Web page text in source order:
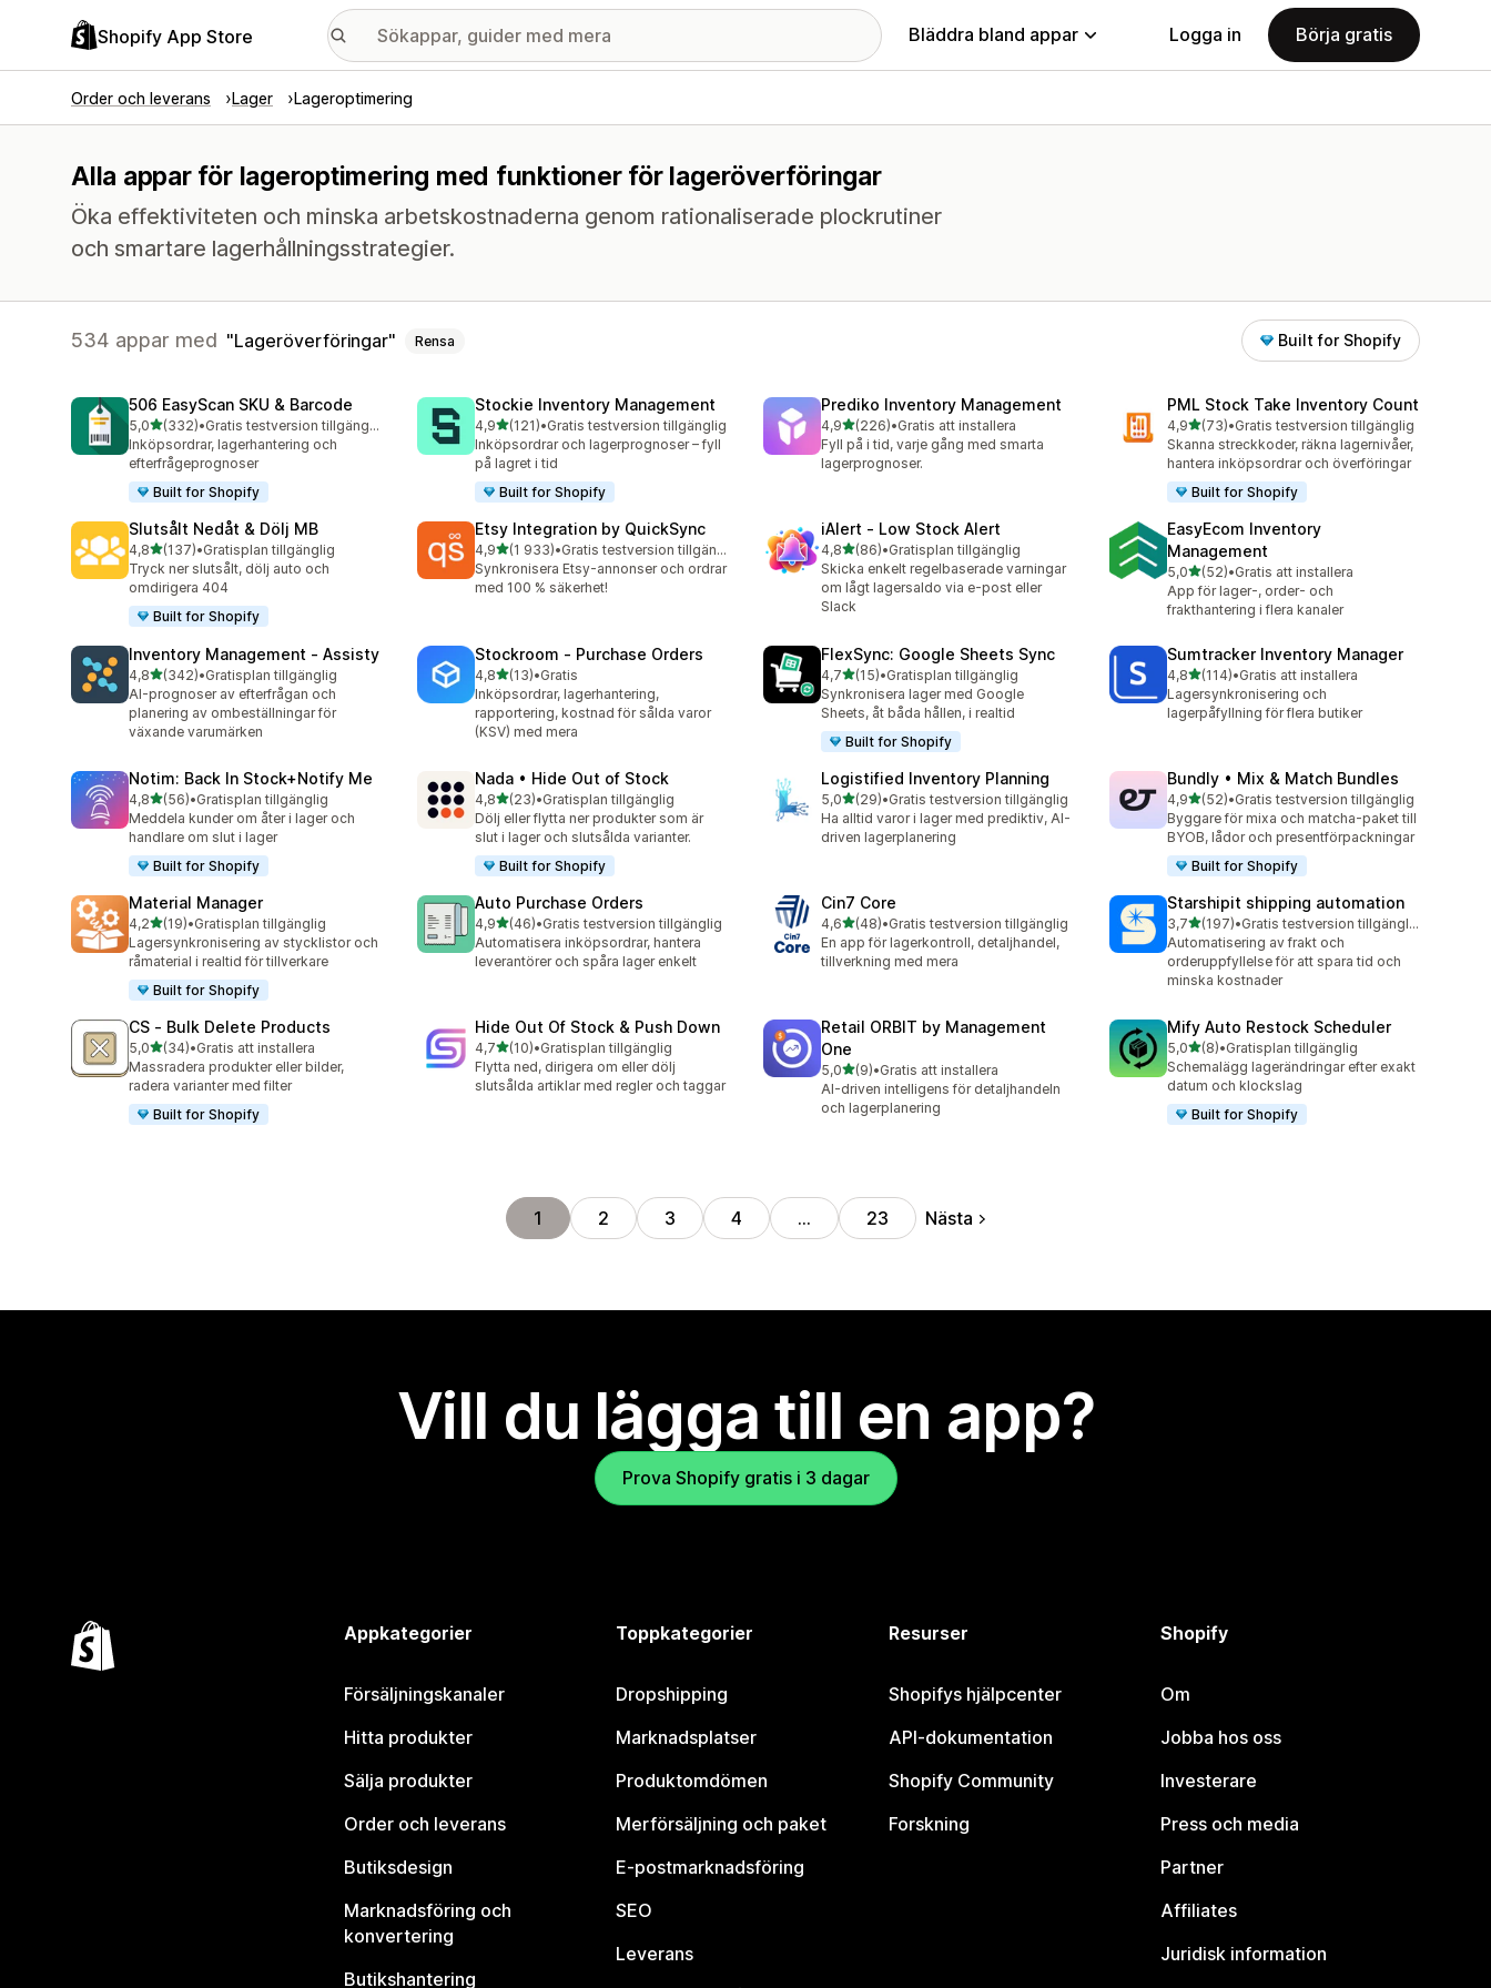
Shopify App Store Bläddra bland appar Logga in Börja gratis
Order och leverans Lager Lageroptimering
Alla appar för lageroptimering med funktioner för lageröverföringar
Öka effektiviteten och minska arbetskostnaderna genom rationaliserade plockrutiner
och smartare lagerhållningsstrategier.
534 appar med Lageröverföringar Rensa Built for Shopify
506 EasyScan SKU & Barcode
5,0av 5 stjärnor
(332)
332 recensioner totalt
•
Gratis testversion tillgänglig
Inköpsordrar, lagerhantering och
efterfrågeprognoser
Built for Shopify
Stockie Inventory Management
4,9av 5 stjärnor
(121)
121 recensioner totalt
•Gratis testversion tillgänglig
Inköpsordrar och lagerprognoser – fyll
på lagret i tid
Built for Shopify
Prediko Inventory Management
4,9av 5 stjärnor
(226)
226 recensioner totalt
•Gratis att installera
Fyll på i tid, varje gång med smarta
lagerprognoser.
PML Stock Take Inventory Count
4,9av 5 stjärnor
(73)
73 recensioner totalt
•Gratis testversion tillgänglig
Skanna streckkoder, räkna lagernivåer,
hantera inköpsordrar och överföringar
Built for Shopify
Slutsålt Nedåt & Dölj MB
4,8av 5 stjärnor
(137)
137 recensioner totalt
•Gratisplan tillgänglig
Tryck ner slutsålt, dölj auto och
omdirigera 404
Built for Shopify
Etsy Integration by QuickSync
4,9av 5 stjärnor
(1 933)
1933 recensioner totalt
•
Gratis testversion tillgänglig
Synkronisera Etsy-annonser och ordrar
med 100 % säkerhet!
iAlert ‑ Low Stock Alert
4,8av 5 stjärnor
(86)
86 recensioner totalt
•Gratisplan tillgänglig
Skicka enkelt regelbaserade varningar
om lågt lagersaldo via e-post eller
Slack
EasyEcom Inventory
Management
5,0av 5 stjärnor
(52)
52 recensioner totalt
•Gratis att installera
App för lager-, order- och
frakthantering i flera kanaler
Inventory Management ‑ Assisty
4,8av 5 stjärnor
(342)
342 recensioner totalt
•Gratisplan tillgänglig
AI-prognoser av efterfrågan och
planering av ombeställningar för
växande varumärken
Stockroom ‑ Purchase Orders
4,8av 5 stjärnor
(13)
13 recensioner totalt
•Gratis
Inköpsordrar, lagerhantering,
rapportering, kostnad för sålda varor
(KSV) med mera
FlexSync: Google Sheets Sync
4,7av 5 stjärnor
(15)
15 recensioner totalt
•Gratisplan tillgänglig
Synkronisera lager med Google
Sheets, åt båda hållen, i realtid
Built for Shopify
Sumtracker Inventory Manager
4,8av 5 stjärnor
(114)
114 recensioner totalt
•Gratis att installera
Lagersynkronisering och
lagerpåfyllning för flera butiker
Notim: Back In Stock+Notify Me
4,8av 5 stjärnor
(56)
56 recensioner totalt
•Gratisplan tillgänglig
Meddela kunder om åter i lager och
handlare om slut i lager
Built for Shopify
Nada • Hide Out of Stock
4,8av 5 stjärnor
(23)
23 recensioner totalt
•Gratisplan tillgänglig
Dölj eller flytta ner produkter som är
slut i lager och slutsålda varianter.
Built for Shopify
Logistified Inventory Planning
5,0av 5 stjärnor
(29)
29 recensioner totalt
•Gratis testversion tillgänglig
Ha alltid varor i lager med prediktiv, AI-
driven lagerplanering
Bundly • Mix & Match Bundles
4,9av 5 stjärnor
(52)
52 recensioner totalt
•Gratis testversion tillgänglig
Byggare för mixa och matcha-paket till
BYOB, lådor och presentförpackningar
Built for Shopify
Material Manager
4,2av 5 stjärnor
(19)
19 recensioner totalt
•Gratisplan tillgänglig
Lagersynkronisering av stycklistor och
råmaterial i realtid för tillverkare
Built for Shopify
Auto Purchase Orders
4,9av 5 stjärnor
(46)
46 recensioner totalt
•Gratis testversion tillgänglig
Automatisera inköpsordrar, hantera
leverantörer och spåra lager enkelt
Cin7 Core
4,6av 5 stjärnor
(48)
48 recensioner totalt
•Gratis testversion tillgänglig
En app för lagerkontroll, detaljhandel,
tillverkning med mera
Starshipit shipping automation
3,7av 5 stjärnor
(197)
197 recensioner totalt
•
Gratis testversion tillgänglig
Automatisering av frakt och
orderuppfyllelse för att spara tid och
minska kostnader
CS ‑ Bulk Delete Products
5,0av 5 stjärnor
(34)
34 recensioner totalt
•Gratis att installera
Massradera produkter eller bilder,
radera varianter med filter
Built for Shopify
Hide Out Of Stock & Push Down
4,7av 5 stjärnor
(10)
10 recensioner totalt
•Gratisplan tillgänglig
Flytta ned, dirigera om eller dölj
slutsålda artiklar med regler och taggar
Retail ORBIT by Management
One
5,0av 5 stjärnor
(9)
9 recensioner totalt
•Gratis att installera
AI-driven intelligens för detaljhandeln
och lagerplanering
Mify Auto Restock Scheduler
5,0av 5 stjärnor
(8)
8 recensioner totalt
•Gratisplan tillgänglig
Schemalägg lagerändringar efter exakt
datum och klockslag
Built for Shopify
1 2 3 4 … 23 Nästa
Vill du lägga till en app?
Prova Shopify gratis i 3 dagar
Appkategorier
Försäljningskanaler
Hitta produkter
Sälja produkter
Order och leverans
Butiksdesign
Marknadsföring och
konvertering
Butikshantering
Toppkategorier
Dropshipping
Marknadsplatser
Produktomdömen
Merförsäljning och paket
E-postmarknadsföring
SEO
Leverans
Resurser
Shopifys hjälpcenter
API-dokumentation
Shopify Community
Forskning
Shopify
Om
Jobba hos oss
Investerare
Press och media
Partner
Affiliates
Juridisk information